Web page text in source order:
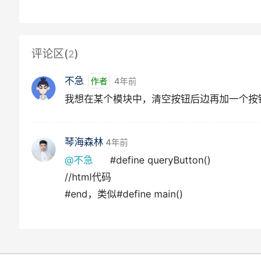
评论区(2)
不急 作者 4年前
我想在某个模块中，清空按钮后边再加一个
琴海森林 4年前
@不急
#define queryButton()
//html代码
#end，类似#define main()